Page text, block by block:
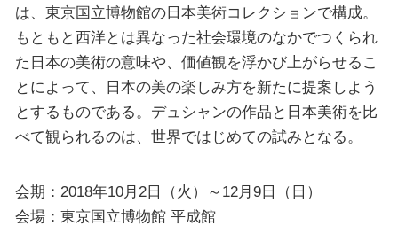
は、東京国立博物館の日本美術コレクションで構成。
もともと西洋とは異なった社会環境のなかでつくられ
た日本の美術の意味や、価値観を浮かび上がらせるこ
とによって、日本の美の楽しみ方を新たに提案しよう
とするものである。デュシャンの作品と日本美術を比
べて観られるのは、世界ではじめての試みとなる。
会期：2018年10月2日（火）～12月9日（日）
会場：東京国立博物館 平成館